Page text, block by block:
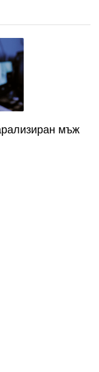
мъж